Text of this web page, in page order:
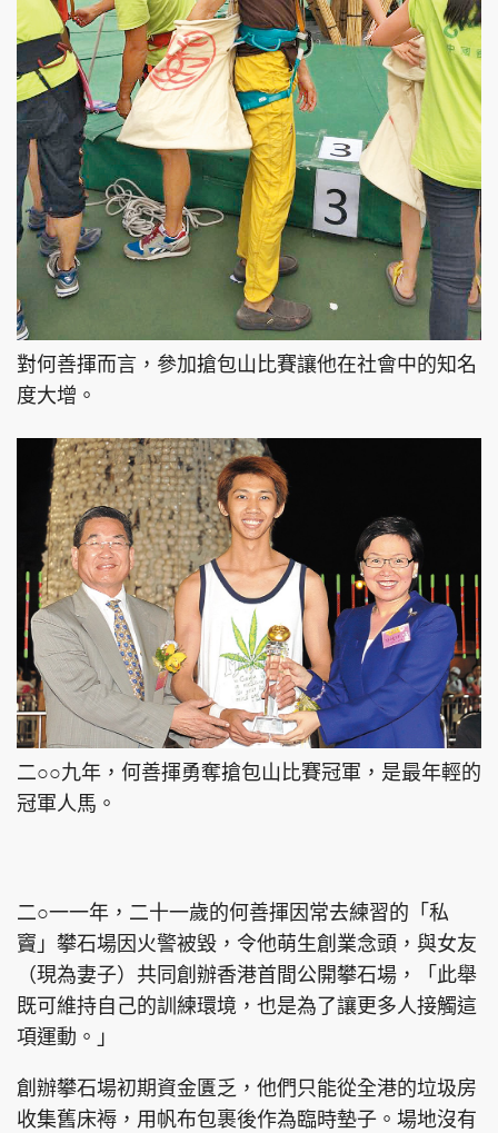
對何善揮而言，參加搶包山比賽讓他在社會中的知名
度大增。
二○○九年，何善揮勇奪搶包山比賽冠軍，是最年輕的
冠軍人馬。
二○一一年，二十一歲的何善揮因常去練習的「私
竇」攀石場因火警被毀，令他萌生創業念頭，與女友
（現為妻子）共同創辦香港首間公開攀石場，「此舉
既可維持自己的訓練環境，也是為了讓更多人接觸這
項運動。」
創辦攀石場初期資金匱乏，他們只能從全港的垃圾房
收集舊床褥，用帆布包裹後作為臨時墊子。場地沒有